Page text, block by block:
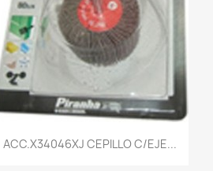
Vista rápida
ACC.X34046XJ CEPILLO C/EJE...